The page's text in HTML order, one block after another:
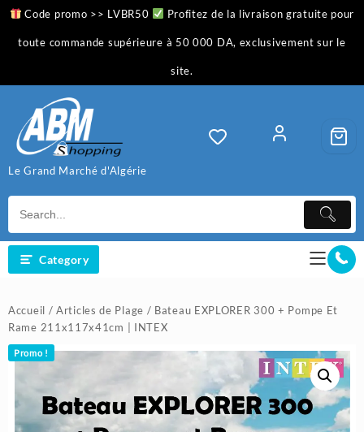
Skip
content
Code promo >> LVBR50 Profitez de la livraison gratuite pour
toute commande supérieure à 50 000 DA, exclusivement sur le
site.
Le Grand Marché d'Algérie
Category
Accueil /Articles de Plage / Bateau EXPLORER 300 + Pompe Et
Rame 211x117x41cm | INTEX
Promo !